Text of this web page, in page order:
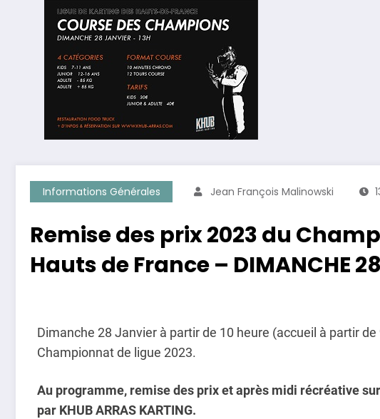
Informations Générales Jean François Malinowski
Remise des prix 2023 du
Hauts de France – DIMANCHE
Dimanche 28 Janvier à partir de 10 heure (accueil à partir
Championnat de ligue 2023.
Au programme, remise des prix et après midi récréative
par KHUB ARRAS KARTING.